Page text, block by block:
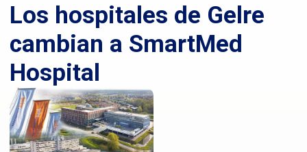
Los hospitales de Gelre
cambian a SmartMed
Hospital